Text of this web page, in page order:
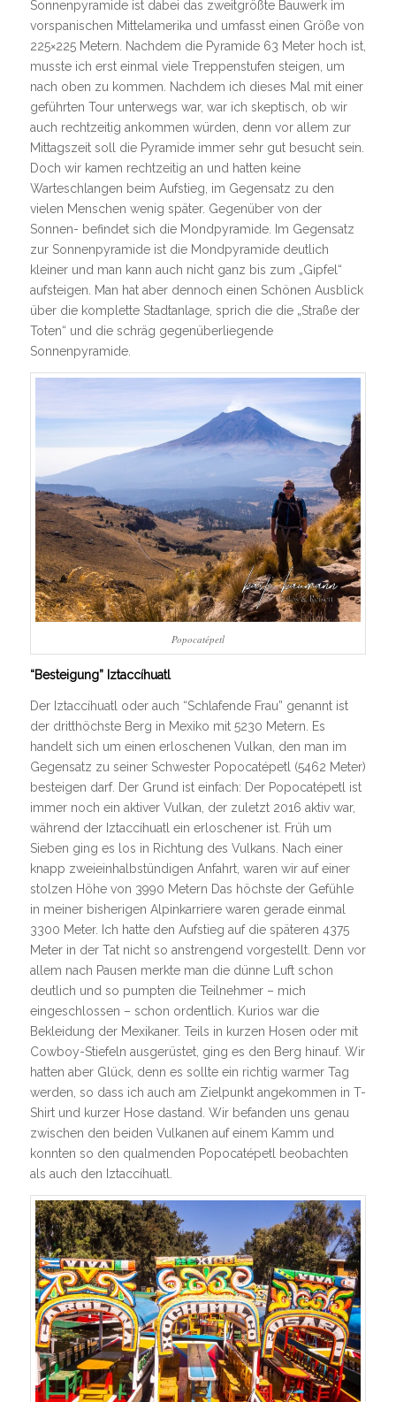
Sonnenpyramide ist dabei das zweitgrößte Bauwerk im
vorspanischen Mittelamerika und umfasst einen Größe von
225×225 Metern. Nachdem die Pyramide 63 Meter hoch ist,
musste ich erst einmal viele Treppenstufen steigen, um
nach oben zu kommen. Nachdem ich dieses Mal mit einer
geführten Tour unterwegs war, war ich skeptisch, ob wir
auch rechtzeitig ankommen würden, denn vor allem zur
Mittagszeit soll die Pyramide immer sehr gut besucht sein.
Doch wir kamen rechtzeitig an und hatten keine
Warteschlangen beim Aufstieg, im Gegensatz zu den
vielen Menschen wenig später. Gegenüber von der
Sonnen- befindet sich die Mondpyramide. Im Gegensatz
zur Sonnenpyramide ist die Mondpyramide deutlich
kleiner und man kann auch nicht ganz bis zum „Gipfel“
aufsteigen. Man hat aber dennoch einen Schönen Ausblick
über die komplette Stadtanlage, sprich die die „Straße der
Toten“ und die schräg gegenüberliegende
Sonnenpyramide.
Popocatépetl
“Besteigung” Iztaccíhuatl
Der Iztaccíhuatl oder auch “Schlafende Frau” genannt ist
der dritthöchste Berg in Mexiko mit 5230 Metern. Es
handelt sich um einen erloschenen Vulkan, den man im
Gegensatz zu seiner Schwester Popocatépetl (5462 Meter)
besteigen darf. Der Grund ist einfach: Der Popocatépetl ist
immer noch ein aktiver Vulkan, der zuletzt 2016 aktiv war,
während der Iztaccíhuatl ein erloschener ist. Früh um
Sieben ging es los in Richtung des Vulkans. Nach einer
knapp zweieinhalbstündigen Anfahrt, waren wir auf einer
stolzen Höhe von 3990 Metern Das höchste der Gefühle
in meiner bisherigen Alpinkarriere waren gerade einmal
3300 Meter. Ich hatte den Aufstieg auf die späteren 4375
Meter in der Tat nicht so anstrengend vorgestellt. Denn vor
allem nach Pausen merkte man die dünne Luft schon
deutlich und so pumpten die Teilnehmer – mich
eingeschlossen – schon ordentlich. Kurios war die
Bekleidung der Mexikaner. Teils in kurzen Hosen oder mit
Cowboy-Stiefeln ausgerüstet, ging es den Berg hinauf. Wir
hatten aber Glück, denn es sollte ein richtig warmer Tag
werden, so dass ich auch am Zielpunkt angekommen in T-
Shirt und kurzer Hose dastand. Wir befanden uns genau
zwischen den beiden Vulkanen auf einem Kamm und
konnten so den qualmenden Popocatépetl beobachten
als auch den Iztaccíhuatl.